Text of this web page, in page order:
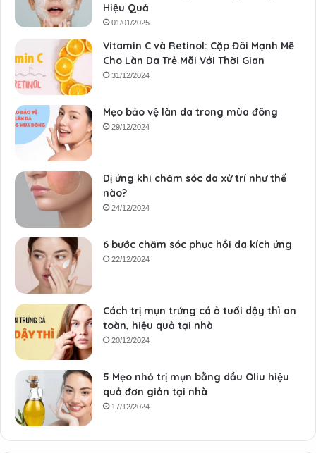
Hiệu Quả
01/01/2025
Vitamin C và Retinol: Cặp Đôi Mạnh Mẽ
Cho Làn Da Trẻ Mãi Với Thời Gian
31/12/2024
Mẹo bảo vệ làn da trong mùa đông
29/12/2024
Dị ứng khi chăm sóc da xử trí như thế
nào?
24/12/2024
6 bước chăm sóc phục hồi da kích ứng
22/12/2024
Cách trị mụn trứng cá ở tuổi dậy thì an
toàn, hiệu quả tại nhà
20/12/2024
5 Mẹo nhỏ trị mụn bằng dầu Oliu hiệu
quả đơn giản tại nhà
17/12/2024